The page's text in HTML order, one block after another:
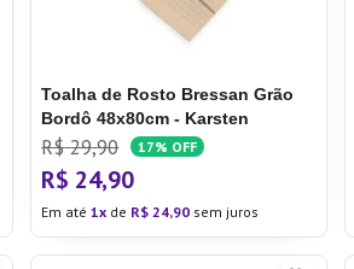
Toalha de Rosto Bressan Grão
Bordô 48x80cm - Karsten
R$ 29,90 17% OFF
R$ 24,90
Em até1 de R$ 24,90 sem juros